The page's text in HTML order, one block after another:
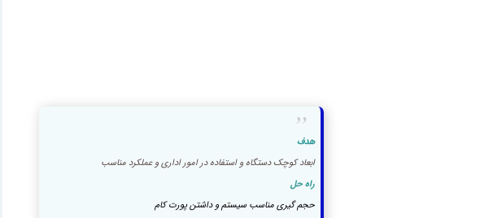
هدف
ابعاد کوچک دستگاه و استفاده در امور اداری و عملکرد مناسب
راه حل
حجم گیری مناسب سیستم و داشتن پورت کام